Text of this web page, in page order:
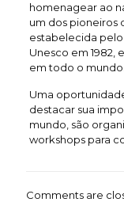
homenagear ao
um dos pioneiros
estabelecida
Unesco em
em todo o mundo.
Uma
destacar sua
mundo, são
workshops para
Comments are